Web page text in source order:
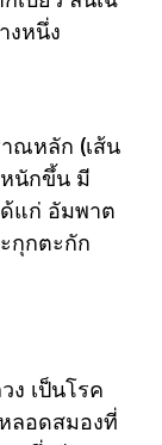
งหนึ่ง
ณหลัก (เส้น
หนักขึ้น มี
แก่ อัมพาต
กุกตะกัก
ง เป็นโรค
ลอดสมองที่